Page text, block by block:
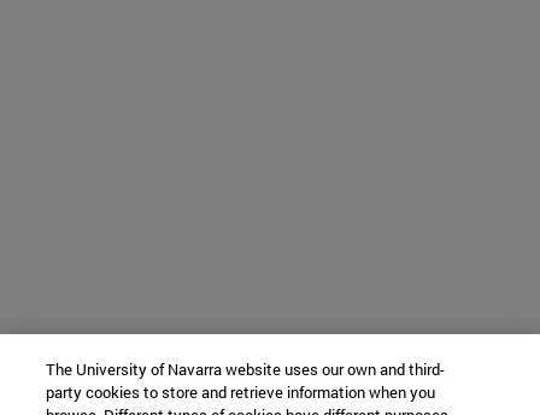
The University of Navarra website uses our own and third-
party cookies to store and retrieve information when you